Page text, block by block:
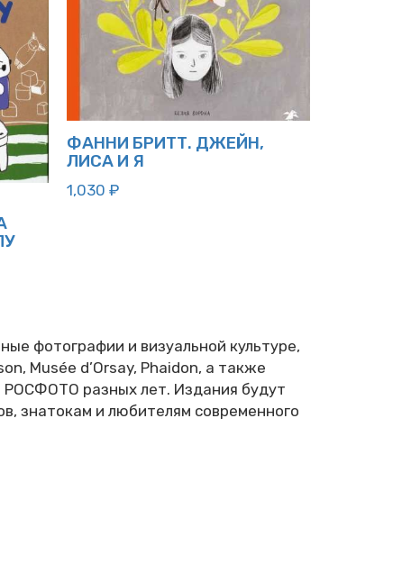
ФАННИ БРИТТ. ДЖЕЙН,
ЛИСА И Я
1,030 ₽
фотографии и визуальной культуре,
Musée d’Orsay, Phaidon, а также
РОСФОТО разных лет. Издания будут
знатокам и любителям современного